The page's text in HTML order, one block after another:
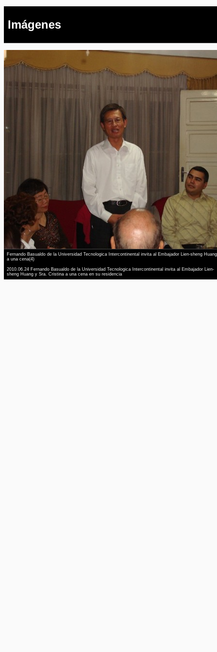
Imágenes
Fernando Basualdo de la Universidad Tecnologica Intercontinental invita al Embajador Lien-sheng Huang
a una cena(4)
2010.06.24 Fernando Basualdo de la Universidad Tecnologica Intercontinental invita al Embajador Lien-
sheng Huang y Sra. Cristina a una cena en su residencia